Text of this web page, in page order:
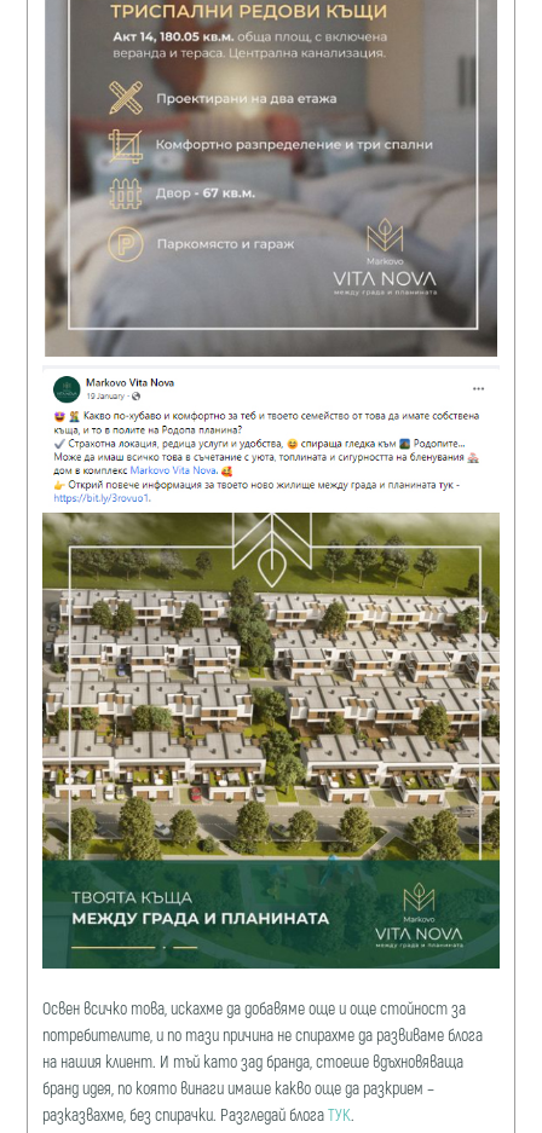
Освен всичко това, искахме да добавяме още и още стойност за
потребителите, и по тази причина не спирахме да развиваме блога
на нашия клиент. И тъй като зад бранда, стоеше вдъхновяваща
бранд идея, по която винаги имаше какво още да разкрием –
разказвахме, без спирачки. Разгледай блогаТУК.